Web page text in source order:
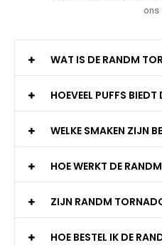
ons
WAT IS DE RANDM
HOEVEEL PUFFS
WELKE SMAKEN ZIJN
HOE WERKT DE
ZIJN RANDM
HOE BESTEL IK DE